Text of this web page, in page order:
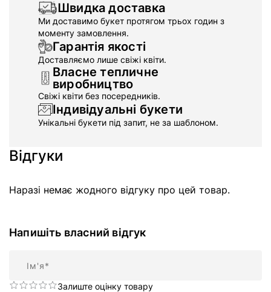
Швидка доставка
Ми доставимо букет протягом трьох годин з
моменту замовлення.
Гарантія якості
Доставляємо лише свіжі квіти.
Власне тепличне
виробництво
Свіжі квіти без посередників.
Індивідуальні букети
Унікальні букети під запит, не за шаблоном.
Відгуки
Наразі немає жодного відгуку про цей товар.
Напишіть власний відгук
Залиште оцінку товару